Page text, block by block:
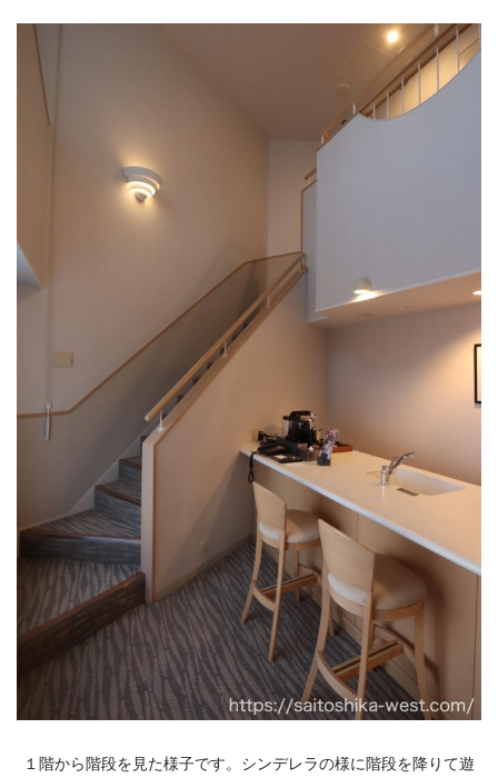
１階から階段を見た様子です。シンデレラの様に階段を降りて遊